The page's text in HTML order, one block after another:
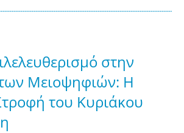
στην
Μειοψηφιών: Η
του Κυριάκου